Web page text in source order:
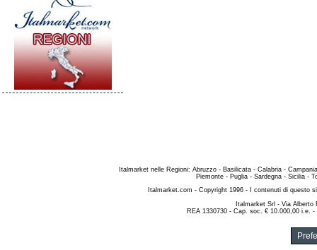
Italmarket nelle Regioni: Abruzzo - Basilicata - Calabria - Campania
Piemonte - Puglia -Sardegna -Sicilia -
Italmarket.com - Copyright 1996 - I contenuti di questo
Italmarket Srl - Via Alberto
REA 1330730 - Cap. soc. € 10.000,00 i.e.